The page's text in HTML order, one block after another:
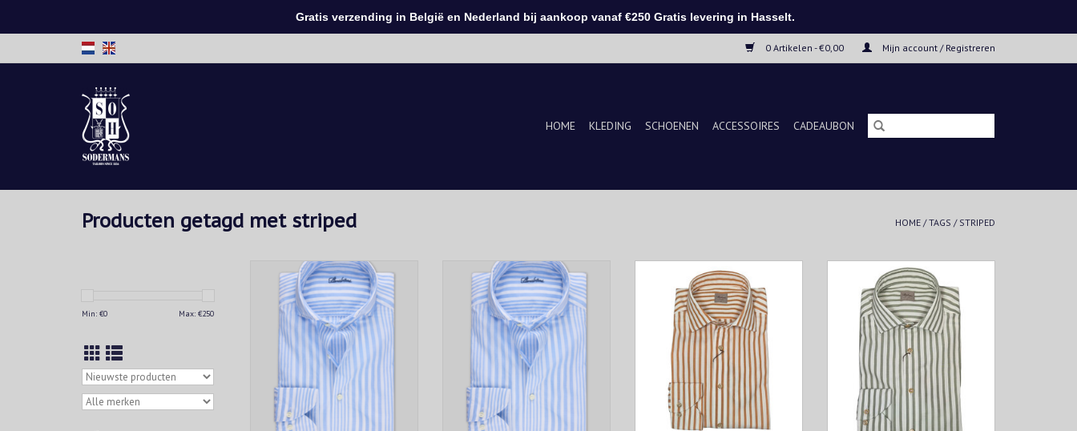
0 Artikelen - €0,00 Mijn account / Registreren
HOME KLEDING SCHOENEN ACCESSOIRES CADEAUBON
Producten getagd met striped HOME /TAGS / STRIPED
Min: €0 Max: €250
Tijdloos lichtblauw gestreept
poplin overhemd van Stenströms
– verfijnd, comfortabel en elegant
voor zowel werk als vrije tijd.
TOEVOEGEN AAN WINKELWAGEN
Tijdloos lichtblauw gestreept
poplin overhemd van Stenströms
– verfijnd, comfortabel en elegant
voor zowel werk als vrije tijd.
Fris oranje gestreept hemd met
een zomerse uitstraling. Perfect
voor casual én geklede looks.
TOEVOEGEN AAN WINKELWAGEN
Fris groen gestreept hemd met
een zomerse uitstraling. Casual te
dragen, maar ook perfect voor een
geklede look.
TOEVOEGEN AAN WINKELWAGEN
Gratis verzending in België en Nederland bij aankoop vanaf €250 Gratis levering in Hasselt.